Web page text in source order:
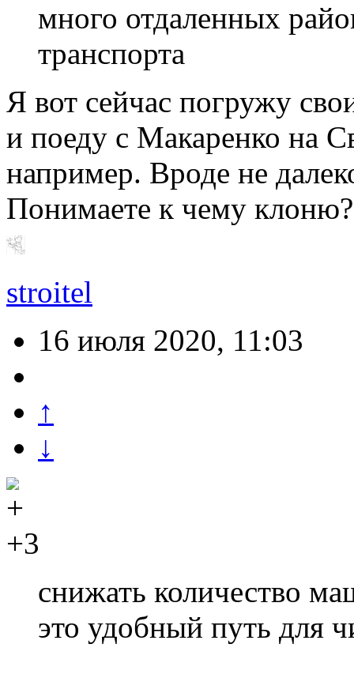
много отдаленных
транспорта
Я вот сейчас погружу
и поеду с Макаренко на
например. Вроде не
Понимаете к чему клоню?
stroitel
16 июля 2020, 11:03
↑
↓
+3
снижать количество
это удобный путь для